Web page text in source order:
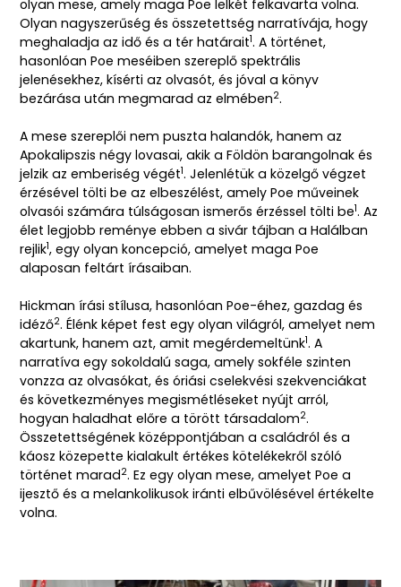
olyan mese, amely maga Poe lelkét felkavarta volna.
Olyan nagyszerűség és összetettség narratívája, hogy
meghaladja az idő és a tér határait1.A történet,
hasonlóan Poe meséiben szereplő spektrális
jelenésekhez, kísérti az olvasót, és jóval a könyv
bezárása után megmarad az elmében2.
A mese szereplői nem puszta halandók, hanem az
Apokalipszis négy lovasai, akik a Földön barangolnak és
jelzik az emberiség végét1.Jelenlétük a közelgő végzet
érzésével tölti be az elbeszélést, amely Poe műveinek
olvasói számára túlságosan ismerős érzéssel tölti be1.Az
élet legjobb reménye ebben a sivár tájban a Halálban
rejlik1, egy olyan koncepció, amelyet maga Poe
alaposan feltárt írásaiban.
Hickman írási stílusa, hasonlóan Poe-éhez, gazdag és
idéző2.Élénk képet fest egy olyan világról, amelyet nem
akartunk, hanem azt, amit megérdemeltünk1.A
narratíva egy sokoldalú saga, amely sokféle szinten
vonzza az olvasókat, és óriási cselekvési szekvenciákat
és következményes megismétléseket nyújt arról,
hogyan haladhat előre a törött társadalom2.
Összetettségének középpontjában a családról és a
káosz közepette kialakult értékes kötelékekről szóló
történet marad2. Ez egy olyan mese, amelyet Poe a
ijesztő és a melankolikusok iránti elbűvölésével értékelte
volna.